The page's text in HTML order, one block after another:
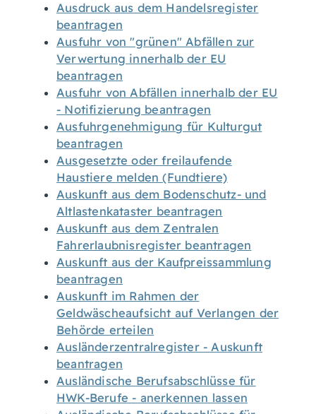
Ausdruck aus dem Handelsregister
beantragen
Ausfuhr von "grünen" Abfällen zur
Verwertung innerhalb der EU
beantragen
Ausfuhr von Abfällen innerhalb der EU
- Notifizierung beantragen
Ausfuhrgenehmigung für Kulturgut
beantragen
Ausgesetzte oder freilaufende
Haustiere melden (Fundtiere)
Auskunft aus dem Bodenschutz- und
Altlastenkataster beantragen
Auskunft aus dem Zentralen
Fahrerlaubnisregister beantragen
Auskunft aus der Kaufpreissammlung
beantragen
Auskunft im Rahmen der
Geldwäscheaufsicht auf Verlangen der
Behörde erteilen
Ausländerzentralregister - Auskunft
beantragen
Ausländische Berufsabschlüsse für
HWK-Berufe - anerkennen lassen